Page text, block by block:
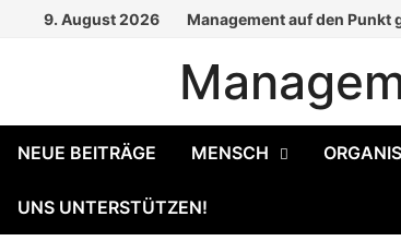
9. August 2026 Management auf den Punkt
NEUE BEITRÄGE MENSCH
UNS UNTERSTÜTZEN!